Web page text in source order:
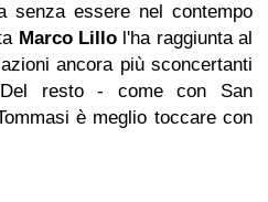
senza essere nel contempo
Marco Lillol'ha raggiunta al
ancora più sconcertanti
resto - come con San
è meglio toccare con